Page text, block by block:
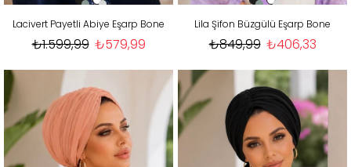
Lacivert Payetli Abiye Eşarp Bone
₺579,99
₺1.599,99
Lila Şifon Büzgülü Eşarp Bone
₺406,33
₺849,99